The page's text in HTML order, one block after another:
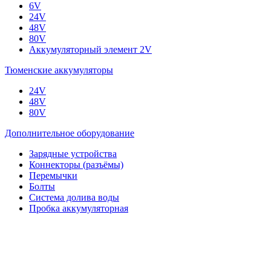
6V
24V
48V
80V
Аккумуляторный элемент 2V
Тюменские аккумуляторы
24V
48V
80V
Дополнительное оборудование
Зарядные устройства
Коннекторы (разъёмы)
Перемычки
Болты
Система долива воды
Пробка аккумуляторная